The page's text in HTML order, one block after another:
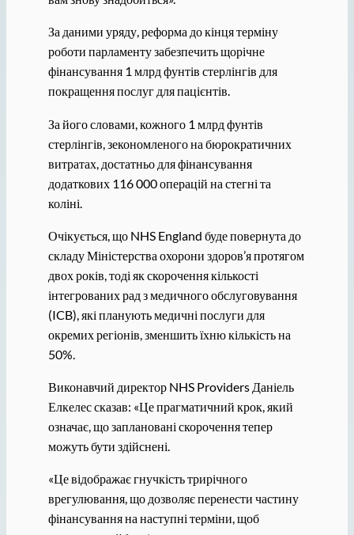
За даними уряду, реформа до кінця терміну
роботи парламенту забезпечить щорічне
фінансування 1 млрд фунтів стерлінгів для
покращення послуг для пацієнтів.
За його словами, кожного 1 млрд фунтів
стерлінгів, зекономленого на бюрократичних
витратах, достатньо для фінансування
додаткових 116 000 операцій на стегні та
коліні.
Очікується, що NHS England буде повернута до
складу Міністерства охорони здоров’я протягом
двох років, тоді як скорочення кількості
інтегрованих рад з медичного обслуговування
(ICB), які планують медичні послуги для
окремих регіонів, зменшить їхню кількість на
50%.
Виконавчий директор NHS Providers Даніель
Елкелес сказав: «Це прагматичний крок, який
означає, що заплановані скорочення тепер
можуть бути здійснені.
«Це відображає гнучкість трирічного
врегулювання, що дозволяє перенести частину
фінансування на наступні терміни, щоб